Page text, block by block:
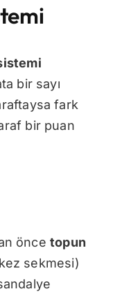
bir sayı
fark
bir puan
öncetopun
sekmesi)